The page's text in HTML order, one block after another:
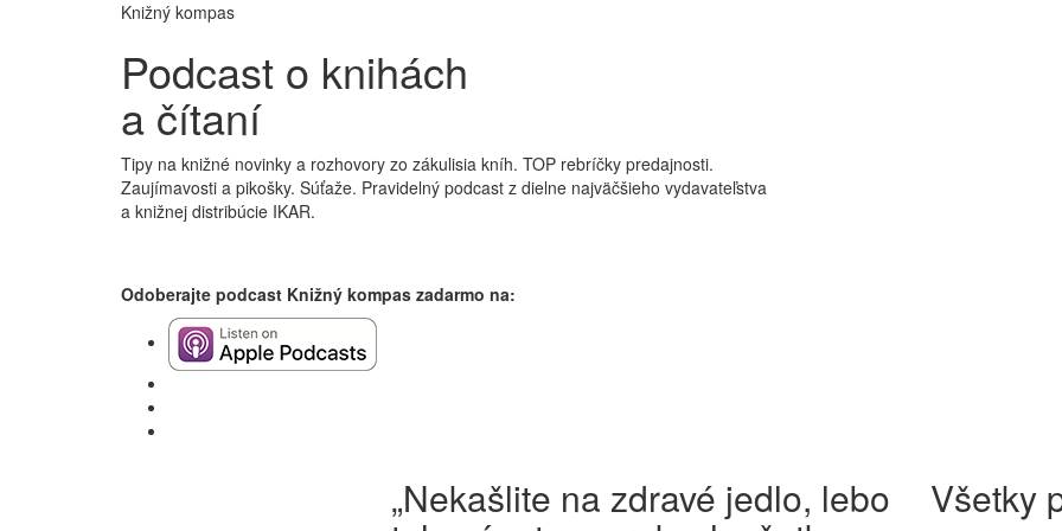
Knižný kompas
Podcast o knihách
a čítaní
Tipy na knižné novinky a rozhovory zo zákulisia kníh. TOP rebríčky predajnosti.
Zaujímavosti a pikošky. Súťaže. Pravidelný podcast z dielne najväčšieho vydavateľstva
a knižnej distribúcie IKAR.
Odoberajte podcast Knižný kompas zadarmo na:
„Nekašlite na zdravé jedlo, lebo Všetky